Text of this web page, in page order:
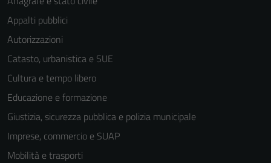
Appalti pubblici
Autorizzazioni
Catasto, urbanistica e SUE
Cultura e tempo libero
Educazione e formazione
Giustizia, sicurezza pubblica e polizia municipale
Imprese, commercio e SUAP
Mobilità e trasporti